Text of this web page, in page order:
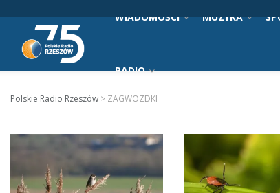
WIADOMOŚCI MUZYKA
RADIO
Polskie Radio Rzeszów > ZAGWOZDKI